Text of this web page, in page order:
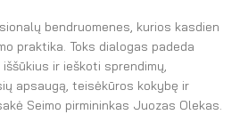
bendruomenes, kurios kasdien
praktika. Toks dialogas padeda
ir ieškoti sprendimų,
apsaugą, teisėkūros kokybę ir
Seimo pirmininkas Juozas Olekas.